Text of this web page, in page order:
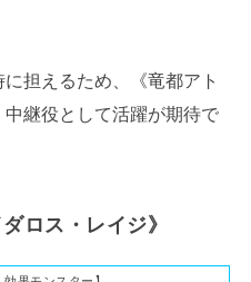
担えるため、《竜都アト
継役として活躍が期待で
ロス・レイジ》